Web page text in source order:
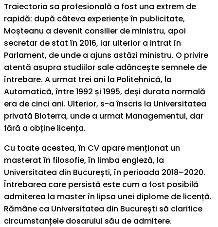
Traiectoria sa profesională a fost una extrem de
rapidă: după câteva experiențe în publicitate,
Moșteanu a devenit consilier de ministru, apoi
secretar de stat în 2016, iar ulterior a intrat în
Parlament, de unde a ajuns astăzi ministru. O privire
atentă asupra studiilor sale adâncește semnele de
întrebare. A urmat trei ani la Politehnică, la
Automatică, între 1992 și 1995, deși durata normală
era de cinci ani. Ulterior, s-a înscris la Universitatea
privată Bioterra, unde a urmat Managementul, dar
fără a obține licența.
Cu toate acestea, în CV apare menționat un
masterat în filosofie, în limba engleză, la
Universitatea din București, în perioada 2018–2020.
Întrebarea care persistă este cum a fost posibilă
admiterea la master în lipsa unei diplome de licență.
Rămâne ca Universitatea din București să clarifice
circumstanțele dosarului său de admitere.